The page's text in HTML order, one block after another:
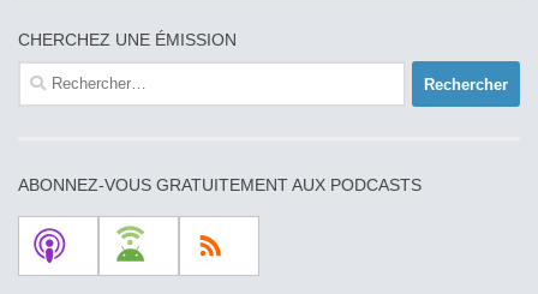
CHERCHEZ UNE ÉMISSION
Rechercher :
ABONNEZ-VOUS GRATUITEMENT AUX PODCASTS